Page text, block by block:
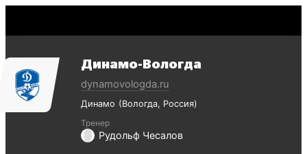
Динамо-Вологда
dynamovologda.ru
Динамо Вологда Россия
Тренер
Рудольф Чесалов